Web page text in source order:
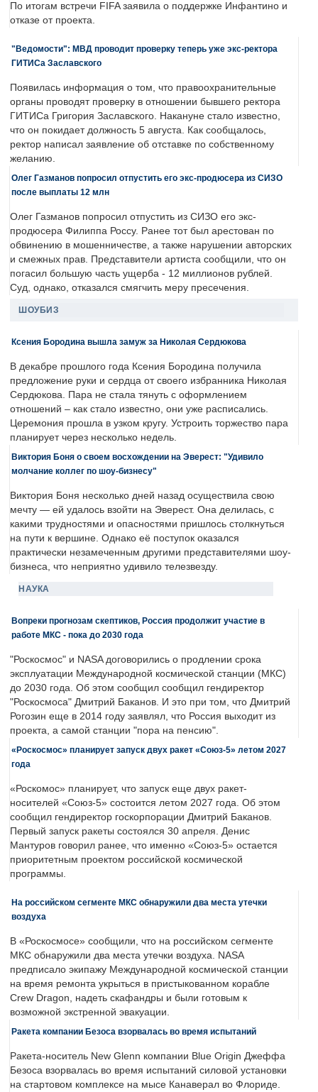
По итогам встречи FIFA заявила о поддержке Инфантино и
отказе от проекта.
"Ведомости": МВД проводит проверку теперь уже экс-ректора
ГИТИСа Заславского
Появилась информация о том, что правоохранительные
органы проводят проверку в отношении бывшего ректора
ГИТИСа Григория Заславского. Накануне стало известно,
что он покидает должность 5 августа. Как сообщалось,
ректор написал заявление об отставке по собственному
желанию.
Олег Газманов попросил отпустить его экс-продюсера из СИЗО
после выплаты 12 млн
Олег Газманов попросил отпустить из СИЗО его экс-
продюсера Филиппа Россу. Ранее тот был арестован по
обвинению в мошенничестве, а также нарушении авторских
и смежных прав. Представители артиста сообщили, что он
погасил большую часть ущерба - 12 миллионов рублей.
Суд, однако, отказался смягчить меру пресечения.
ШОУБИЗ
Ксения Бородина вышла замуж за Николая Сердюкова
В декабре прошлого года Ксения Бородина получила
предложение руки и сердца от своего избранника Николая
Сердюкова. Пара не стала тянуть с оформлением
отношений – как стало известно, они уже расписались.
Церемония прошла в узком кругу. Устроить торжество пара
планирует через несколько недель.
Виктория Боня о своем восхождении на Эверест: "Удивило
молчание коллег по шоу-бизнесу"
Виктория Боня несколько дней назад осуществила свою
мечту — ей удалось взойти на Эверест. Она делилась, с
какими трудностями и опасностями пришлось столкнуться
на пути к вершине. Однако её поступок оказался
практически незамеченным другими представителями шоу-
бизнеса, что неприятно удивило телезвезду.
НАУКА
Вопреки прогнозам скептиков, Россия продолжит участие в
работе МКС - пока до 2030 года
"Роскосмос" и NASA договорились о продлении срока
эксплуатации Международной космической станции (МКС)
до 2030 года. Об этом сообщил сообщил гендиректор
"Роскосмоса" Дмитрий Баканов. И это при том, что Дмитрий
Рогозин еще в 2014 году заявлял, что Россия выходит из
проекта, а самой станции "пора на пенсию".
«Роскосмос» планирует запуск двух ракет «Союз-5» летом 2027
года
«Роскомос» планирует, что запуск еще двух ракет-
носителей «Союз-5» состоится летом 2027 года. Об этом
сообщил гендиректор госкорпорации Дмитрий Баканов.
Первый запуск ракеты состоялся 30 апреля. Денис
Мантуров говорил ранее, что именно «Союз-5» остается
приоритетным проектом российской космической
программы.
На российском сегменте МКС обнаружили два места утечки
воздуха
В «Роскосмосе» сообщили, что на российском сегменте
МКС обнаружили два места утечки воздуха. NASA
предписало экипажу Международной космической станции
на время ремонта укрыться в пристыкованном корабле
Crew Dragon, надеть скафандры и были готовым к
возможной экстренной эвакуации.
Ракета компании Безоса взорвалась во время испытаний
Ракета-носитель New Glenn компании Blue Origin Джеффа
Безоса взорвалась во время испытаний силовой установки
на стартовом комплексе на мысе Канаверал во Флориде.